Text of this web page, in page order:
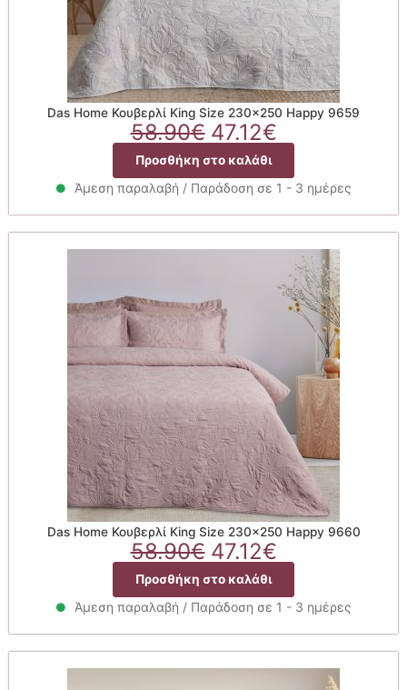
Das Home Κουβερλί King Size 230×250 Happy 9659
58.90€ Original
price
was:
58.90€.
47.12€Η
τρέχουσα
τιμή
είναι:
47.12€.
Προσθήκη στο καλάθι
Άμεση παραλαβή / Παράδοση σε 1 - 3 ημέρες
Das Home Κουβερλί King Size 230×250 Happy 9660
58.90€ Original
price
was:
58.90€.
47.12€Η
τρέχουσα
τιμή
είναι:
47.12€.
Προσθήκη στο καλάθι
Άμεση παραλαβή / Παράδοση σε 1 - 3 ημέρες